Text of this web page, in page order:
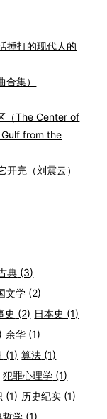
捶打的现代人的
集）
（The Center of
from the
完（刘震云）
典 (3)
文学 (2)
史 (2) 日本史 (1)
余华 (1)
(1) 算法 (1)
犯罪心理学 (1)
(1) 历史纪实 (1)
哲学 (1)